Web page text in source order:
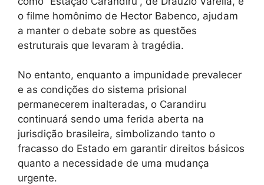
o filme homônimo de Hector Babenco, ajudam
a manter o debate sobre as questões
estruturais que levaram à tragédia.
No entanto, enquanto a impunidade prevalecer
e as condições do sistema prisional
permanecerem inalteradas, o Carandiru
continuará sendo uma ferida aberta na
jurisdição brasileira, simbolizando tanto o
fracasso do Estado em garantir direitos básicos
quanto a necessidade de uma mudança
urgente.